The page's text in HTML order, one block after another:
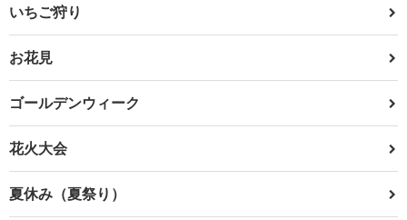
いちご狩り
お花見
ゴールデンウィーク
花火大会
夏休み（夏祭り）